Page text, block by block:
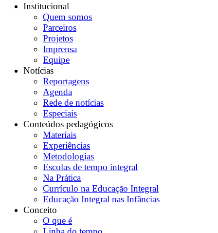
Institucional
Quem somos
Parceiros
Projetos
Imprensa
Equipe
Notícias
Reportagens
Agenda
Rede de notícias
Especiais
Conteúdos pedagógicos
Materiais
Experiências
Metodologias
Escolas de tempo integral
Na Prática
Currículo na Educação Integral
Educação Integral nas Infâncias
Conceito
O que é